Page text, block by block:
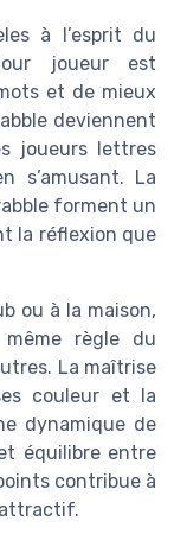
à l’esprit du
joueur est
et de mieux
deviennent
joueurs lettres
s’amusant. La
forment un
la réflexion que
ou à la maison,
règle du
La maîtrise
couleur et la
dynamique de
équilibre entre
contribue à